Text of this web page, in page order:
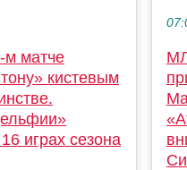
м матче
кистевым
играх сезона